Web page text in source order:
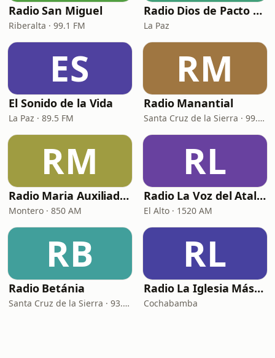
Radio San Miguel
Riberalta · 99.1 FM
Radio Dios de Pacto Bolivia
La Paz
ES
El Sonido de la Vida
La Paz · 89.5 FM
RM
Radio Manantial
Santa Cruz de la Sierra · 99.7 FM
RM
Radio Maria Auxiliadora
Montero · 850 AM
RL
Radio La Voz del Atalaya
El Alto · 1520 AM
RB
Radio Betánia
Santa Cruz de la Sierra · 93.7 FM
RL
Radio La Iglesia Más Bendecida
Cochabamba